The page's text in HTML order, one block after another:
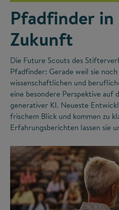
Pfadfinder
Zukunft
Die Future Scouts des
Pfadfinder: Gerade weil sie
wissenschaftlichen und
eine besondere Perspektive auf
generativer KI. Neueste
frischem Blick und kommen zu
Erfahrungsberichten lassen sie